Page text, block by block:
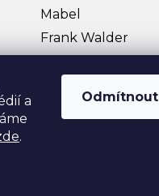
a
.
Odmítnout
Mabel
Frank Walder